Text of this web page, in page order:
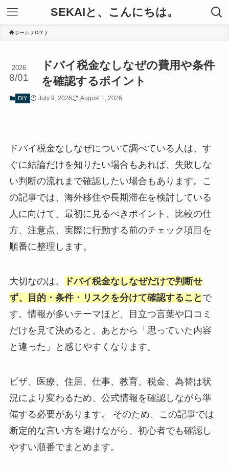
SEKAIと、こんにちは。
ホーム DIY
ドバイ税金なしなぜの費用や条件
を確認するポイント
2026
8/01
DIY July 9, 2026 August 1, 2026
ドバイ税金なしなぜについて調べている人は、す
ぐに結論だけを知りたい場合もあれば、失敗しな
い判断の流れまで確認したい場合もあります。こ
の記事では、海外移住や長期滞在を検討している
人に向けて、最初に見るべきポイント、比較の仕
方、注意点、実際に行動する前のチェック項目を
順番に整理します。
大切なのは、
ドバイ税金なしなぜだけで判断せ
ず、目的・条件・リスクを分けて確認すること で
す。情報が多いテーマほど、目立つ言葉や口コミ
だけを見て決めると、あとから「思っていた内容
と違った」と感じやすくなります。
ビザ、医療、住居、仕事、教育、税金、為替は状
況により変わるため、公式情報を確認しながら準
備する必要があります。 そのため、この記事では
断定的な言い方を避けながら、初心者でも確認し
やすい順番でまとめます。